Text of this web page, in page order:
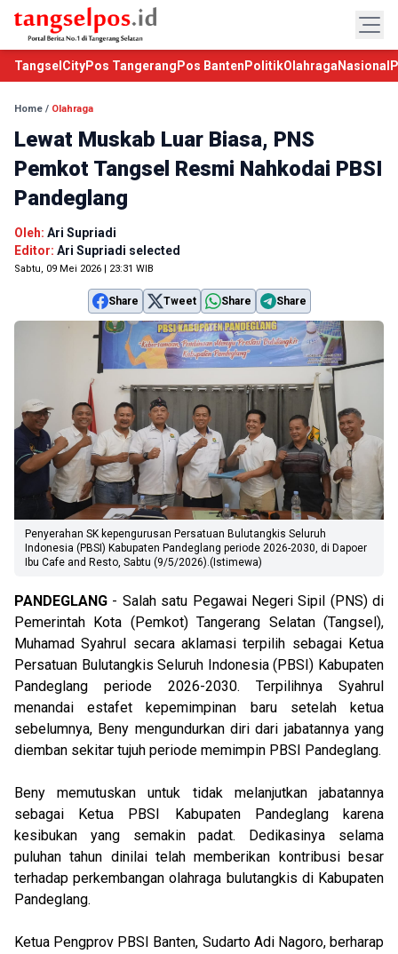
TangselCityPos Tangerang Pos Banten PolitikOlahraga Nasional
Home / Olahraga
Lewat Muskab Luar Biasa, PNS
Pemkot Tangsel Resmi Nahkodai PBSI
Pandeglang
Oleh: Ari Supriadi
Editor: Ari Supriadi selected
Sabtu, 09 Mei 2026 | 23:31 WIB
Share Tweet Share Share
Penyerahan SK kepengurusan Persatuan Bulutangkis Seluruh
Indonesia (PBSI) Kabupaten Pandeglang periode 2026-2030, di Dapoer
Ibu Cafe and Resto, Sabtu (9/5/2026).(Istimewa)
PANDEGLANG - Salah satu Pegawai Negeri Sipil (PNS) di
Pemerintah Kota (Pemkot) Tangerang Selatan (Tangsel),
Muhamad Syahrul secara aklamasi terpilih sebagai Ketua
Persatuan Bulutangkis Seluruh Indonesia (PBSI) Kabupaten
Pandeglang periode 2026-2030. Terpilihnya Syahrul
menandai estafet kepemimpinan baru setelah ketua
sebelumnya, Beny mengundurkan diri dari jabatannya yang
diemban sekitar tujuh periode memimpin PBSI Pandeglang.
Beny memutuskan untuk tidak melanjutkan jabatannya
sebagai Ketua PBSI Kabupaten Pandeglang karena
kesibukan yang semakin padat. Dedikasinya selama
puluhan tahun dinilai telah memberikan kontribusi besar
terhadap perkembangan olahraga bulutangkis di Kabupaten
Pandeglang.
Ketua Pengprov PBSI Banten, Sudarto Adi Nagoro, berharap